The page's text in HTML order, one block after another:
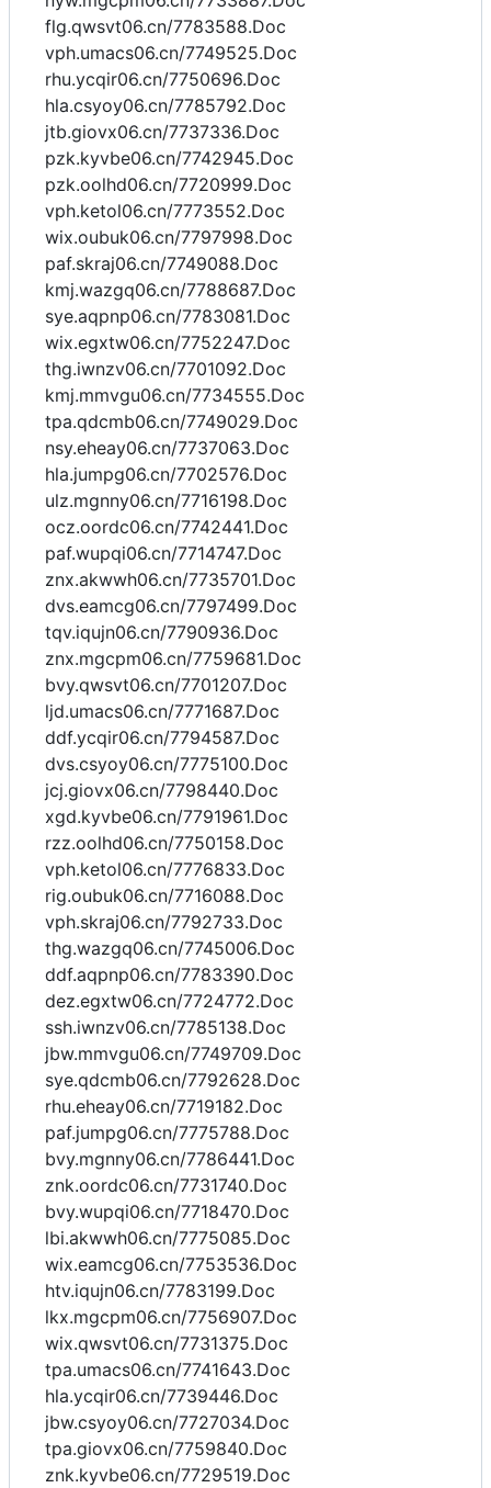
flg.qwsvt06.cn/7783588.Doc
vph.umacs06.cn/7749525.Doc
rhu.ycqir06.cn/7750696.Doc
hla.csyoy06.cn/7785792.Doc
jtb.giovx06.cn/7737336.Doc
pzk.kyvbe06.cn/7742945.Doc
pzk.oolhd06.cn/7720999.Doc
vph.ketol06.cn/7773552.Doc
wix.oubuk06.cn/7797998.Doc
paf.skraj06.cn/7749088.Doc
kmj.wazgq06.cn/7788687.Doc
sye.aqpnp06.cn/7783081.Doc
wix.egxtw06.cn/7752247.Doc
thg.iwnzv06.cn/7701092.Doc
kmj.mmvgu06.cn/7734555.Doc
tpa.qdcmb06.cn/7749029.Doc
nsy.eheay06.cn/7737063.Doc
hla.jumpg06.cn/7702576.Doc
ulz.mgnny06.cn/7716198.Doc
ocz.oordc06.cn/7742441.Doc
paf.wupqi06.cn/7714747.Doc
znx.akwwh06.cn/7735701.Doc
dvs.eamcg06.cn/7797499.Doc
tqv.iqujn06.cn/7790936.Doc
znx.mgcpm06.cn/7759681.Doc
bvy.qwsvt06.cn/7701207.Doc
ljd.umacs06.cn/7771687.Doc
ddf.ycqir06.cn/7794587.Doc
dvs.csyoy06.cn/7775100.Doc
jcj.giovx06.cn/7798440.Doc
xgd.kyvbe06.cn/7791961.Doc
rzz.oolhd06.cn/7750158.Doc
vph.ketol06.cn/7776833.Doc
rig.oubuk06.cn/7716088.Doc
vph.skraj06.cn/7792733.Doc
thg.wazgq06.cn/7745006.Doc
ddf.aqpnp06.cn/7783390.Doc
dez.egxtw06.cn/7724772.Doc
ssh.iwnzv06.cn/7785138.Doc
jbw.mmvgu06.cn/7749709.Doc
sye.qdcmb06.cn/7792628.Doc
rhu.eheay06.cn/7719182.Doc
paf.jumpg06.cn/7775788.Doc
bvy.mgnny06.cn/7786441.Doc
znk.oordc06.cn/7731740.Doc
bvy.wupqi06.cn/7718470.Doc
lbi.akwwh06.cn/7775085.Doc
wix.eamcg06.cn/7753536.Doc
htv.iqujn06.cn/7783199.Doc
lkx.mgcpm06.cn/7756907.Doc
wix.qwsvt06.cn/7731375.Doc
tpa.umacs06.cn/7741643.Doc
hla.ycqir06.cn/7739446.Doc
jbw.csyoy06.cn/7727034.Doc
tpa.giovx06.cn/7759840.Doc
znk.kyvbe06.cn/7729519.Doc